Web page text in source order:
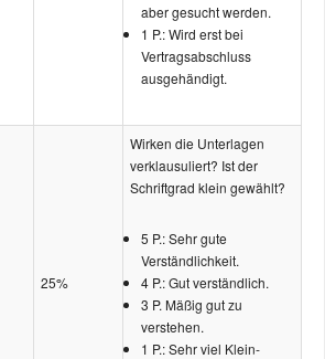
aber gesucht werden.
1 P.: Wird erst bei
Vertrags­abschluss
ausgehändigt.
25%
Wirken die Unterlagen
verklausuliert? Ist der
Schriftgrad klein gewählt?
5 P.: Sehr gute
Verständlichkeit.
4 P.: Gut verständlich.
3 P. Mäßig gut zu
verstehen.
1 P.: Sehr viel Klein­